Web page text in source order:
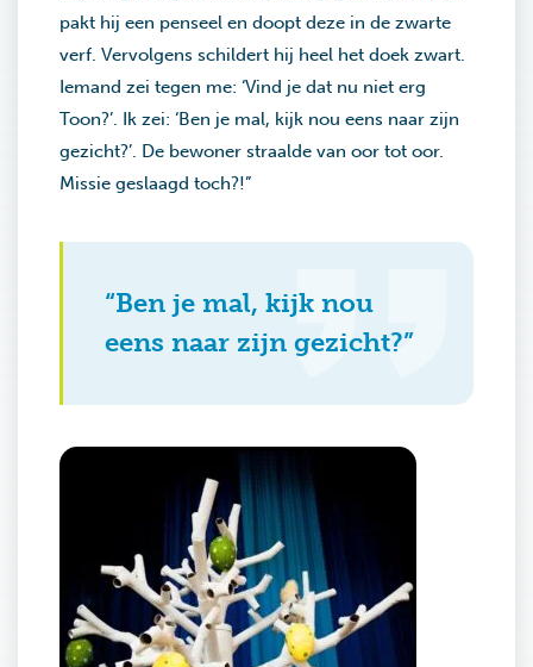
pakt hij een penseel en doopt deze in de zwarte
verf. Vervolgens schildert hij heel het doek zwart.
Iemand zei tegen me: ‘Vind je dat nu niet erg
Toon?’. Ik zei: ‘Ben je mal, kijk nou eens naar zijn
gezicht?’. De bewoner straalde van oor tot oor.
Missie geslaagd toch?!”
“Ben je mal, kijk nou
eens naar zijn gezicht?”